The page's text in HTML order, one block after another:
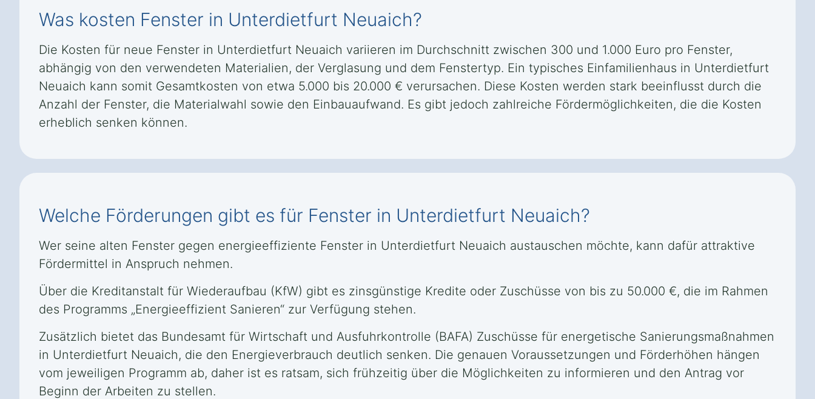
Was kosten Fenster in Unterdietfurt Neuaich?
Die Kosten für neue Fenster in Unterdietfurt Neuaich variieren im Durchschnitt zwischen 300 und 1.000 Euro pro Fenster,
abhängig von den verwendeten Materialien, der Verglasung und dem Fenstertyp. Ein typisches Einfamilienhaus in Unterdietfurt
Neuaich kann somit Gesamtkosten von etwa 5.000 bis 20.000 € verursachen. Diese Kosten werden stark beeinflusst durch die
Anzahl der Fenster, die Materialwahl sowie den Einbauaufwand. Es gibt jedoch zahlreiche Fördermöglichkeiten, die die Kosten
erheblich senken können.
Welche Förderungen gibt es für Fenster in Unterdietfurt Neuaich?
Wer seine alten Fenster gegen energieeffiziente Fenster in Unterdietfurt Neuaich austauschen möchte, kann dafür attraktive
Fördermittel in Anspruch nehmen.
Über die Kreditanstalt für Wiederaufbau (KfW) gibt es zinsgünstige Kredite oder Zuschüsse von bis zu 50.000 €, die im Rahmen
des Programms „Energieeffizient Sanieren“ zur Verfügung stehen.
Zusätzlich bietet das Bundesamt für Wirtschaft und Ausfuhrkontrolle (BAFA) Zuschüsse für energetische Sanierungsmaßnahmen
in Unterdietfurt Neuaich, die den Energieverbrauch deutlich senken. Die genauen Voraussetzungen und Förderhöhen hängen
vom jeweiligen Programm ab, daher ist es ratsam, sich frühzeitig über die Möglichkeiten zu informieren und den Antrag vor
Beginn der Arbeiten zu stellen.